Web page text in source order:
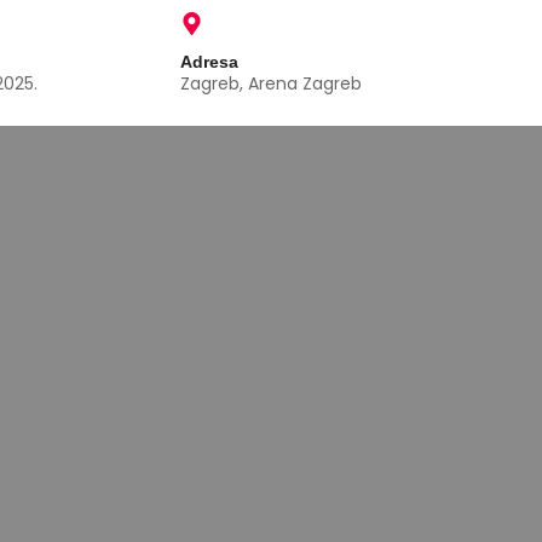
Adresa
Zagreb, Arena Zagreb